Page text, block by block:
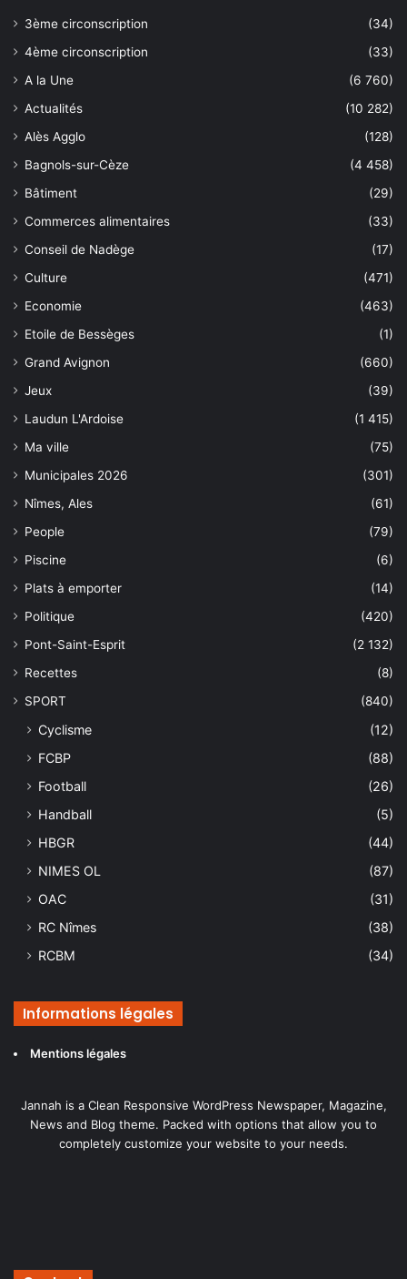
3ème circonscription
(34)
4ème circonscription
(33)
A la Une
(6 760)
Actualités
(10 282)
Alès Agglo
(128)
Bagnols-sur-Cèze
(4 458)
Bâtiment
(29)
Commerces alimentaires
(33)
Conseil de Nadège
(17)
Culture
(471)
Economie
(463)
Etoile de Bessèges
(1)
Grand Avignon
(660)
Jeux
(39)
Laudun L'Ardoise
(1 415)
Ma ville
(75)
Municipales 2026
(301)
Nîmes, Ales
(61)
People
(79)
Piscine
(6)
Plats à emporter
(14)
Politique
(420)
Pont-Saint-Esprit
(2 132)
Recettes
(8)
SPORT
(840)
Cyclisme
(12)
FCBP
(88)
Football
(26)
Handball
(5)
HBGR
(44)
NIMES OL
(87)
OAC
(31)
RC Nîmes
(38)
RCBM
(34)
Informations légales
Mentions légales
Jannah is a Clean Responsive WordPress Newspaper, Magazine,
News and Blog theme. Packed with options that allow you to
completely customize your website to your needs.